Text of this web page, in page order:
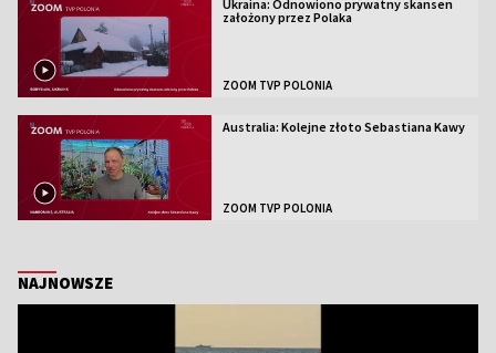
Ukraina: Odnowiono prywatny skansen
założony przez Polaka
ZOOM TVP POLONIA
Australia: Kolejne złoto Sebastiana Kawy
ZOOM TVP POLONIA
NAJNOWSZE